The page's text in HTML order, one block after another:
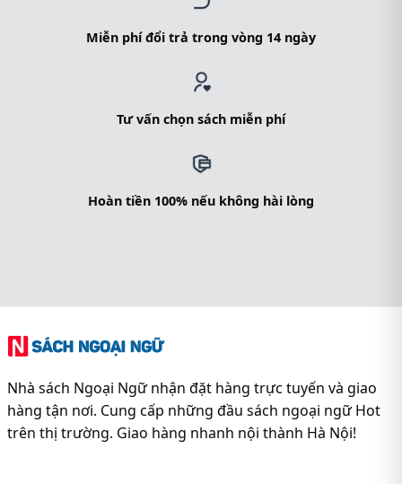
Miễn phí đổi trả trong vòng 14 ngày
Tư vấn chọn sách miễn phí
Hoàn tiền 100% nếu không hài lòng
Nhà sách Ngoại Ngữ nhận đặt hàng trực tuyến và giao
hàng tận nơi. Cung cấp những đầu sách ngoại ngữ Hot
trên thị trường. Giao hàng nhanh nội thành Hà Nội!